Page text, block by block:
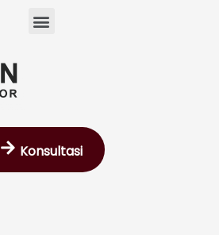
Menu
Konsultasi